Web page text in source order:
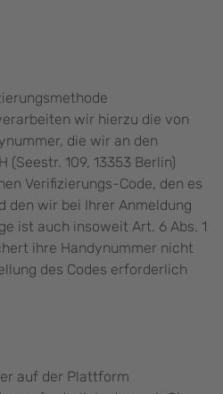
wir hierzu die von
die wir an den
109, 13353 Berlin)
Verifizierungs-Code, den es
den wir bei Ihrer Anmeldung
ist auch insoweit Art. 6 Abs. 1
ihre Handynummer nicht
des Codes erforderlich
auf der Plattform